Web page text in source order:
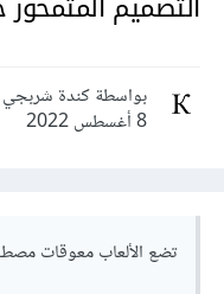
بواسطة كندة شربجي
8 أغسطس 2022
تضع الألعاب معوقات